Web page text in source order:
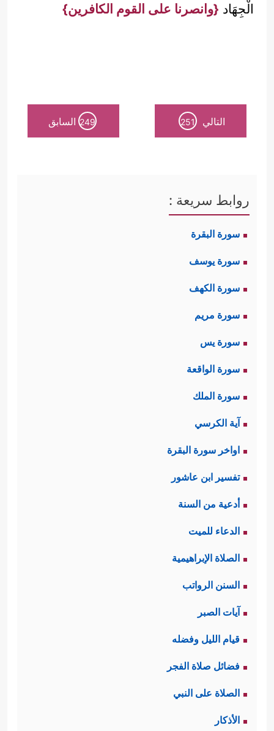
الْجِهَاد {وانصرنا على القوم الكافرين}
التالي 251
249 السابق
روابط سريعة :
سورة البقرة
سورة يوسف
سورة الكهف
سورة مريم
سورة يس
سورة الواقعة
سورة الملك
آية الكرسي
اواخر سورة البقرة
تفسير ابن عاشور
أدعية من السنة
الدعاء للميت
الصلاة الإبراهيمية
السنن الرواتب
آيات الصبر
قيام الليل وفضله
فضائل صلاة الفجر
الصلاة على النبي
الأذكار